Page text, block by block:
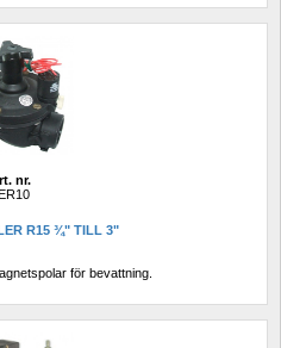
nr.
R15 ¾" TILL 3"
för bevattning.